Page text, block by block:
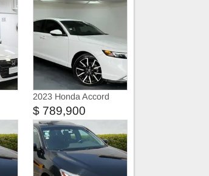
2023 Honda Accord
$ 789,900